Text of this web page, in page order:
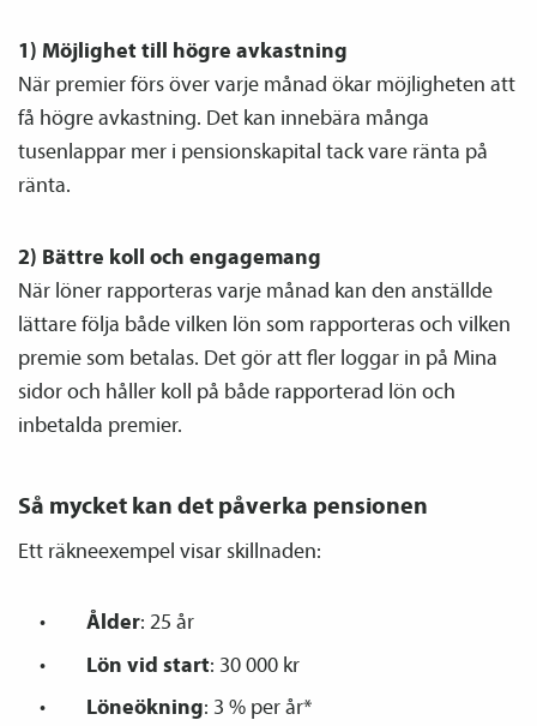
1) Möjlighet till högre avkastning
När premier förs över varje månad ökar möjligheten att
få högre avkastning. Det kan innebära många
tusenlappar mer i pensions­kapital tack vare ränta på
ränta.
2) Bättre koll och engagemang
När löner rapporteras varje månad kan den anställde
lättare följa både vilken lön som rapporteras och vilken
premie som betalas. Det gör att fler loggar in på Mina
sidor och håller koll på både rapporterad lön och
inbetalda premier.
Så mycket kan det påverka pensionen
Ett räkneexempel visar skillnaden:
Ålder: 25 år
Lön vid start: 30 000 kr
Löneökning: 3 % per år*